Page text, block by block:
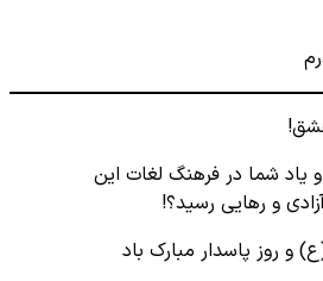
یاد شما در فرهنگ لغات این
و رهایی رسید؟!
و روز پاسدار مبارک باد